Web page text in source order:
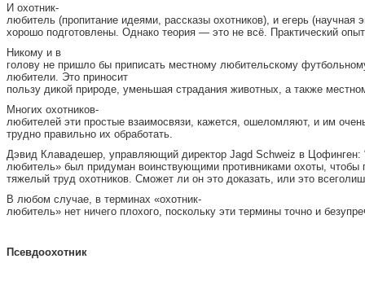
И охотник-
любитель (пропитание идеями, рассказы охотников), и егерь (научная
хорошо подготовлены. Однако теория — это не всё. Практический
Никому и в
голову не пришло бы приписать местному любительскому
любители. Это приносит
пользу дикой природе, уменьшая страдания животных, а также
Многих охотников-
любителей эти простые взаимосвязи, кажется, ошеломляют, и им
трудно правильно их обработать.
Дэвид Клавадешер, управляющий директор Jagd Schweiz в Цофинген:
любитель» был придуман воинствующими противниками охоты, чтобы
тяжелый труд охотников. Сможет ли он это доказать, или это
В любом случае, в терминах «охотник-
любитель» нет ничего плохого, поскольку эти термины точно и
Псевдоохотник